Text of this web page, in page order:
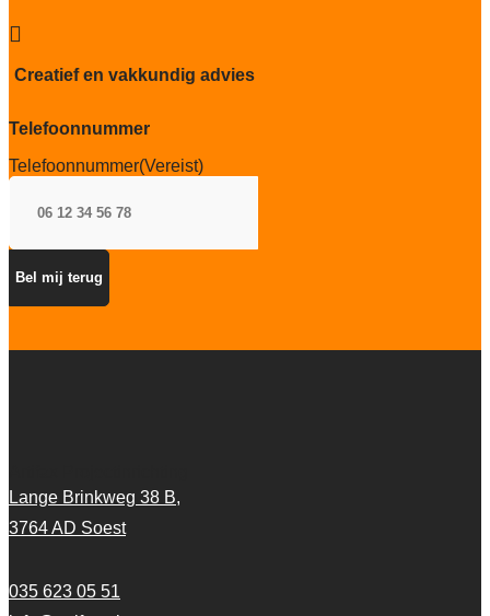

Creatief en vakkundig advies
Telefoonnummer
Telefoonnummer(Vereist)
Lange Brinkweg 38 B,
3764 AD Soest
035 623 05 51